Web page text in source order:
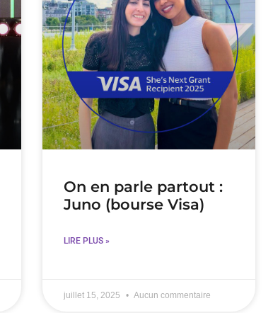
On en parle partout :
Juno (bourse Visa)
LIRE PLUS »
juillet 15, 2025 Aucun commentaire